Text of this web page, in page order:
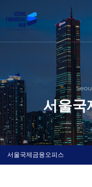
서울국
서울국제금융오피스